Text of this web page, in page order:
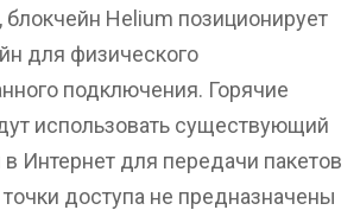
Helium позиционирует
для физического
подключения. Горячие
использовать существующий
в Интернет для передачи пакетов
доступа не предназначены